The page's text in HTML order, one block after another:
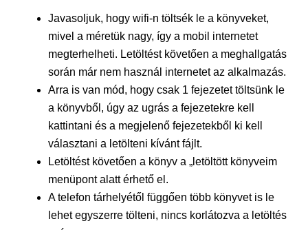
Javasoljuk, hogy wifi-n töltsék le a könyveket,
mivel a méretük nagy, így a mobil internetet
megterhelheti. Letöltést követően a meghallgatás
során már nem használ internetet az alkalmazás.
Arra is van mód, hogy csak 1 fejezetet töltsünk le
a könyvből, úgy az ugrás a fejezetekre kell
kattintani és a megjelenő fejezetekből ki kell
választani a letölteni kívánt fájlt.
Letöltést követően a könyv a „letöltött könyveim
menüpont alatt érhető el.
A telefon tárhelyétől függően több könyvet is le
lehet egyszerre tölteni, nincs korlátozva a letöltés